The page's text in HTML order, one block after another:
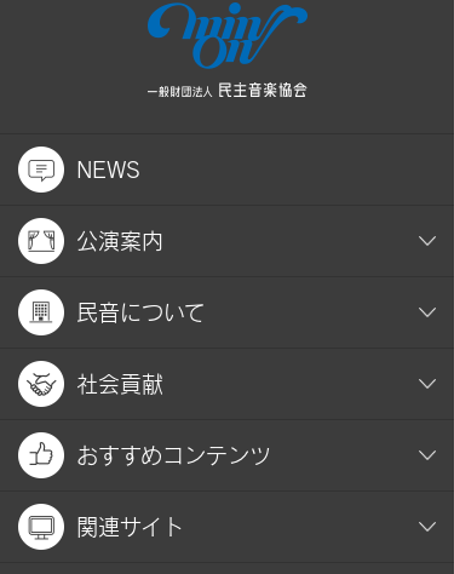
NEWS
公演案内
民音について
社会貢献
おすすめコンテンツ
関連サイト